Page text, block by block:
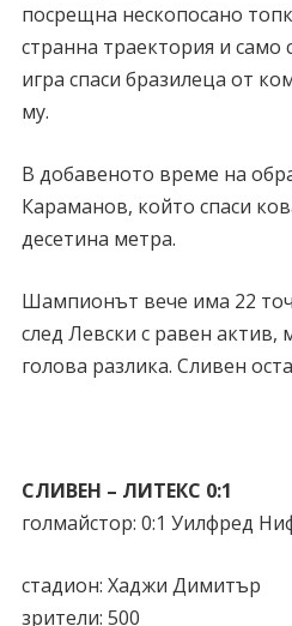
посрещна нескопосано
странна траектория и само
игра спаси бразилеца от
му.
В добавеното време на
Караманов, който спаси
десетина метра.
Шампионът вече има 22
след Левски с равен
голова разлика. Сливен
СЛИВЕН – ЛИТЕКС 0:1
голмайстор: 0:1 Уилфред
стадион: Хаджи Димитър
зрители: 500